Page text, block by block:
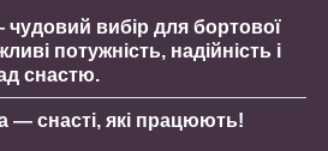
вибір для бортової
потужність, надійність і
снастю.
— снасті, які працюють!